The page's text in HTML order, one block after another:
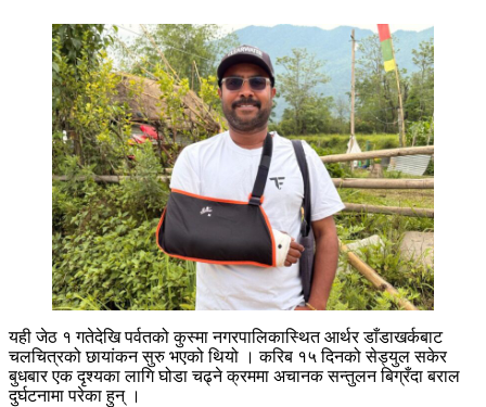
यही जेठ १ गतेदेखि पर्वतको कुस्मा नगरपालिकास्थित आर्थर डाँडाखर्कबाट
चलचित्रको छायांकन सुरु भएको थियो । करिब १५ दिनको सेड्युल सकेर
बुधबार एक दृश्यका लागि घोडा चढ्ने क्रममा अचानक सन्तुलन बिग्रँदा बराल
दुर्घटनामा परेका हुन् ।